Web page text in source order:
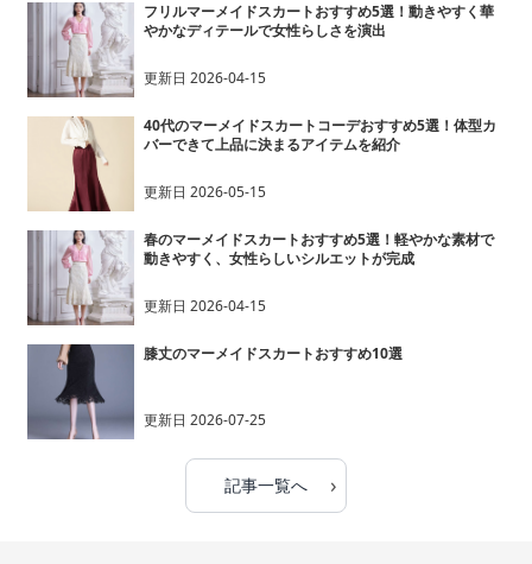
フリルマーメイドスカートおすすめ5選！動きやすく華
やかなディテールで女性らしさを演出
更新日 2026-04-15
40代のマーメイドスカートコーデおすすめ5選！体型カ
バーできて上品に決まるアイテムを紹介
更新日 2026-05-15
春のマーメイドスカートおすすめ5選！軽やかな素材で
動きやすく、女性らしいシルエットが完成
更新日 2026-04-15
膝丈のマーメイドスカートおすすめ10選
更新日 2026-07-25
記事一覧へ ›